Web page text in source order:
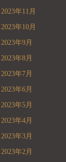
2023年11月
2023年10月
2023年9月
2023年8月
2023年7月
2023年6月
2023年5月
2023年4月
2023年3月
2023年2月